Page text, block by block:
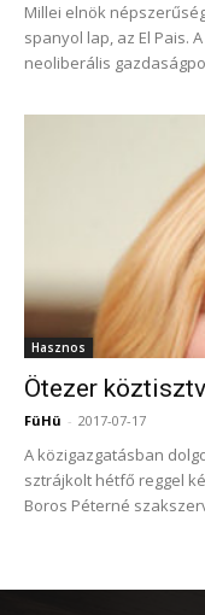
Millei elnök
spanyol lap, az El Pais.
neoliberális
Hasznos
Ötezer
FüHü - 2017-07-17
A közigazgatásban
sztrájkolt hétfő reggel
Boros Péterné